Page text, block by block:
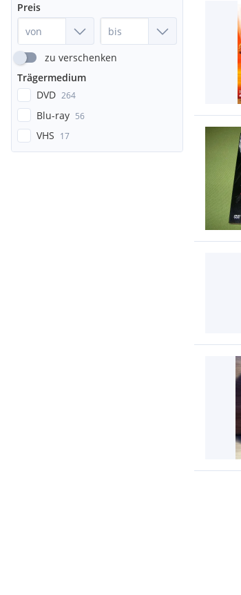
Preis
zu verschenken
Trägermedium
DVD 264
Blu-ray 56
VHS 17